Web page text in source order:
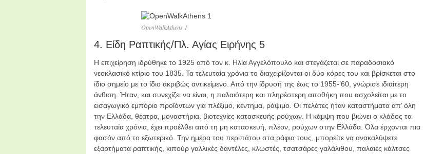
OpenWalkAthens 1
4. Είδη Ραπτικής/Πλ. Αγίας Ειρήνης 5
Η επιχείρηση ιδρύθηκε το 1925 από τον κ. Ηλία Αγγελόπουλο και στεγάζεται σε παραδοσιακό
νεοκλασικό κτίριο του 1835. Τα τελευταία χρόνια το διαχειρίζονται οι δύο κόρες του και βρίσκεται στο
ίδιο σημείο με το ίδιο ακριβώς αντικείμενο. Από την ίδρυσή της έως το 1955-’60, γνώρισε ιδιαίτερη
άνθιση. Ήταν, και συνεχίζει να είναι, η παλαιότερη και πληρέστερη αποθήκη που ασχολείται με το
εισαγωγικό εμπόριο προϊόντων για πλέξιμο, κέντημα, ράψιμο. Οι πελάτες ήταν καταστήματα απ’ όλη
την Ελλάδα, θέατρα, μοναστήρια, βιοτεχνίες κατασκευής ρούχων. Η κάμψη που βιώνει ο κλάδος τα
τελευταία χρόνια, έχει προέλθει από τη μη κατασκευή, πλέον, ρούχων στην Ελλάδα. Όλα έρχονται πια
φασόν από το εξωτερικό. Την ημέρα του περιπάτου στα ράφια τους, μπορείτε να ανακαλύψετε
εξαρτήματα ραπτικής, κιπούρ γαλλικές δαντέλες, κλωστές, τσατσάρες γαλάλιθου, παλαιές κάλτσες